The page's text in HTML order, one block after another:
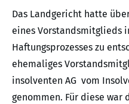
Das Landgericht hatte
eines Vorstandsmitglieds
Haftungsprozesses zu
ehemaliges
insolventen AG vom
genommen. Für diese war